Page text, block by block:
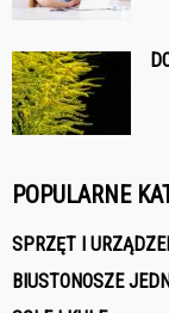
POPULARNE
SPRZĘT I
BIUSTONOSZE